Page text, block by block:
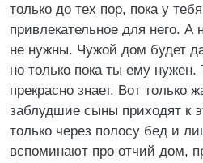
только до тех пор, пока у
привлекательное для него.
не нужны. Чужой дом будет
но только пока ты ему
прекрасно знает. Вот только
заблудшие сыны приходят к
только через полосу бед и
вспоминают про отчий дом,